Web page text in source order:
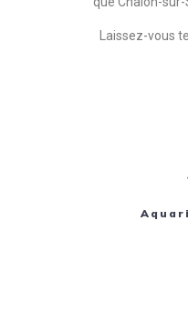
Laissez-vous